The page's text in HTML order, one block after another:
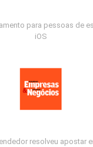
para pessoas de
iOS
resolveu apostar